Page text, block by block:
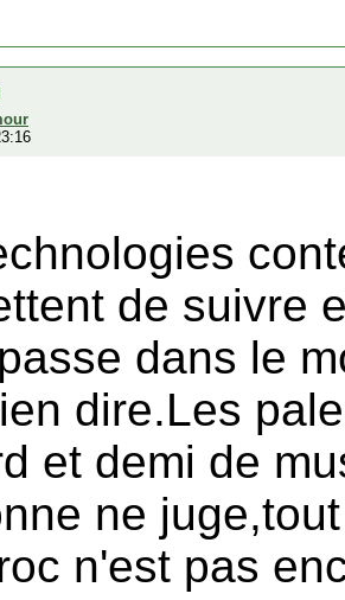
de suivre
dans le
dire.Les
et demi de
ne
n'est pas